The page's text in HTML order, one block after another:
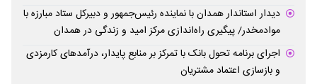
دیدار استاندار همدان با نماینده رئیس‌جمهور و دبیرکل ستاد مبارزه با
موادمخدر/ پیگیری راه‌اندازی مرکز امید و زندگی در همدان
اجرای برنامه تحول بانک با تمرکز بر منابع پایدار، درآمدهای کارمزدی
و بازسازی اعتماد مشتریان